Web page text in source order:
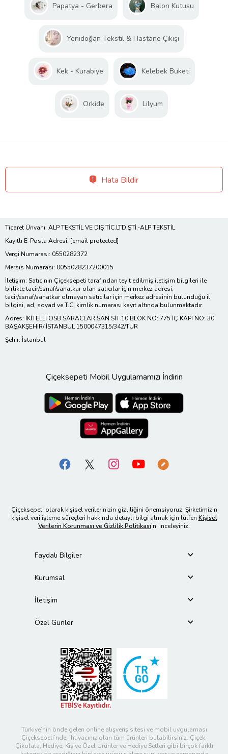
Papatya - Gerbera Balon Kutusu
Yenidoğan Tekstil & Hastane Çıkışı
Kek - Kurabiye Kelebek Buketi
Orkide Lilyum
Hata Bildir
Ticaret Ünvanı: ALP TEKSTİL VE DIŞ TİC.LTD.ŞTİ.-ALP TEKSTİL
Kayıtlı E-Posta Adresi: [email protected]
Vergi Numarası: 0550282372
Mersis Numarası: 0055028237200015
İletişim: Satıcının Çiçeksepeti tarafından teyit edilmiş iletişim bilgileri ile
birlikte tacir/esnaf/sanatkar olan satıcılar için merkez adresi;
tacir/esnaf/sanatkar olmayan satıcılar için merkez adresinin bulunduğu il
bilgisi, ad, soyad ve T.C. kimlik numarası kayıt altında bulunmaktadır.
Adres: İKİTELLİ OSB SARACLAR SAN SİT 10 BLOK NO: 775 İÇ KAPI NO: 30
BAŞAKŞEHİR/ İSTANBUL 1500047315/342/TUR
Şehir: İstanbul
Çiçeksepeti Mobil Uygulamamızı İndirin
Çiçeksepeti olarak kişisel verilerinizin gizliliğini önemsiyoruz. Şirketimizin
kişisel veri işleme süreçleri hakkında detaylı bilgi almak için lütfen Kişisel
Verilerin Korunması ve Gizlilik Politikası’nı inceleyiniz.
Faydalı Bilgiler
Kurumsal
İletişim
Özel Günler
Türkiye’nin önde gelen online alışveriş sitesi ve mobil uygulaması
Çiçeksepeti’nde, ihtiyacınız olan tüm ürünleri bulabilirsiniz. Çiçek,
Çikolata, Hediye, Kişiye Özel Ürünler ve Hediye Setleri gibi birçok farklı